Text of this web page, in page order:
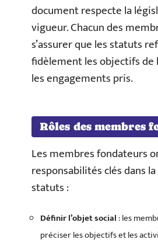
document respecte la
vigueur. Chacun des
s’assurer que les statuts
fidèlement les objectifs de
les engagements pris.
Rôles des membres
Les membres fondateurs
responsabilités clés dans
statuts :
Définir l’objet social: les
préciser les objectifs et les